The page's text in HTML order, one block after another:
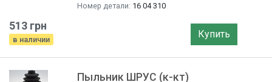
Номер детали: 16 04 310
513 грн
в наличии Купить
Пыльник ШРУС (к-кт)